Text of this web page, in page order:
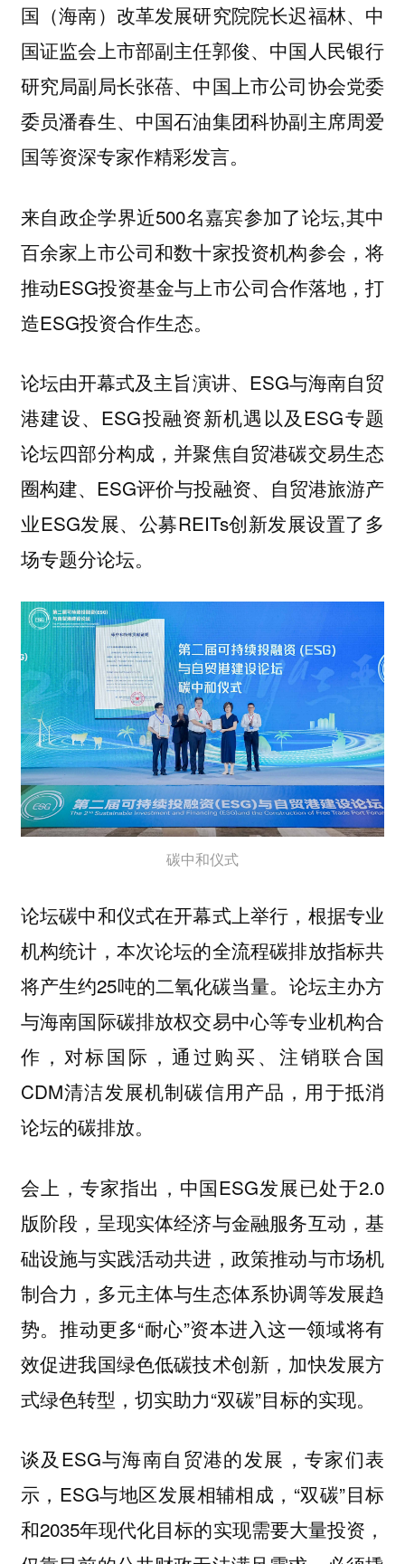
国（海南）改革发展研究院院长迟福林、中
国证监会上市部副主任郭俊、中国人民银行
研究局副局长张蓓、中国上市公司协会党委
委员潘春生、中国石油集团科协副主席周爱
国等资深专家作精彩发言。
来自政企学界近500名嘉宾参加了论坛,其中
百余家上市公司和数十家投资机构参会，将
推动ESG投资基金与上市公司合作落地，打
造ESG投资合作生态。
论坛由开幕式及主旨演讲、ESG与海南自贸
港建设、ESG投融资新机遇以及ESG专题
论坛四部分构成，并聚焦自贸港碳交易生态
圈构建、ESG评价与投融资、自贸港旅游产
业ESG发展、公募REITs创新发展设置了多
场专题分论坛。
碳中和仪式
论坛碳中和仪式在开幕式上举行，根据专业
机构统计，本次论坛的全流程碳排放指标共
将产生约25吨的二氧化碳当量。论坛主办方
与海南国际碳排放权交易中心等专业机构合
作，对标国际，通过购买、注销联合国
CDM清洁发展机制碳信用产品，用于抵消
论坛的碳排放。
会上，专家指出，中国ESG发展已处于2.0
版阶段，呈现实体经济与金融服务互动，基
础设施与实践活动共进，政策推动与市场机
制合力，多元主体与生态体系协调等发展趋
势。推动更多“耐心”资本进入这一领域将有
效促进我国绿色低碳技术创新，加快发展方
式绿色转型，切实助力“双碳”目标的实现。
谈及ESG与海南自贸港的发展，专家们表
示，ESG与地区发展相辅相成，“双碳”目标
和2035年现代化目标的实现需要大量投资，